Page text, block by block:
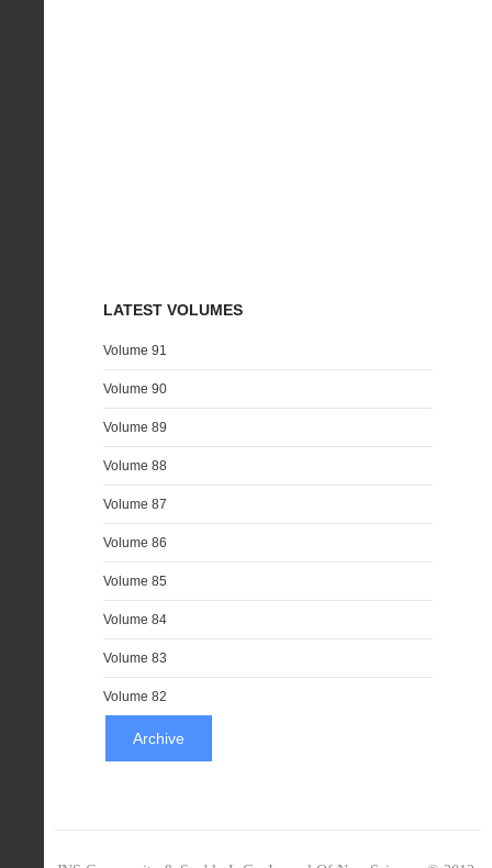
LATEST VOLUMES
Volume 91
Volume 90
Volume 89
Volume 88
Volume 87
Volume 86
Volume 85
Volume 84
Volume 83
Volume 82
Archive